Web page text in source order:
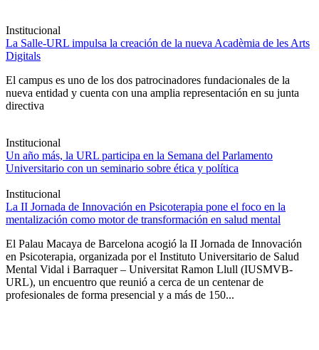
Institucional
La Salle-URL impulsa la creación de la nueva Acadèmia de les Arts
Digitals
El campus es uno de los dos patrocinadores fundacionales de la
nueva entidad y cuenta con una amplia representación en su junta
directiva
Institucional
Un año más, la URL participa en la Semana del Parlamento
Universitario con un seminario sobre ética y política
Institucional
La II Jornada de Innovación en Psicoterapia pone el foco en la
mentalización como motor de transformación en salud mental
El Palau Macaya de Barcelona acogió la II Jornada de Innovación
en Psicoterapia, organizada por el Instituto Universitario de Salud
Mental Vidal i Barraquer – Universitat Ramon Llull (IUSMVB-
URL), un encuentro que reunió a cerca de un centenar de
profesionales de forma presencial y a más de 150...